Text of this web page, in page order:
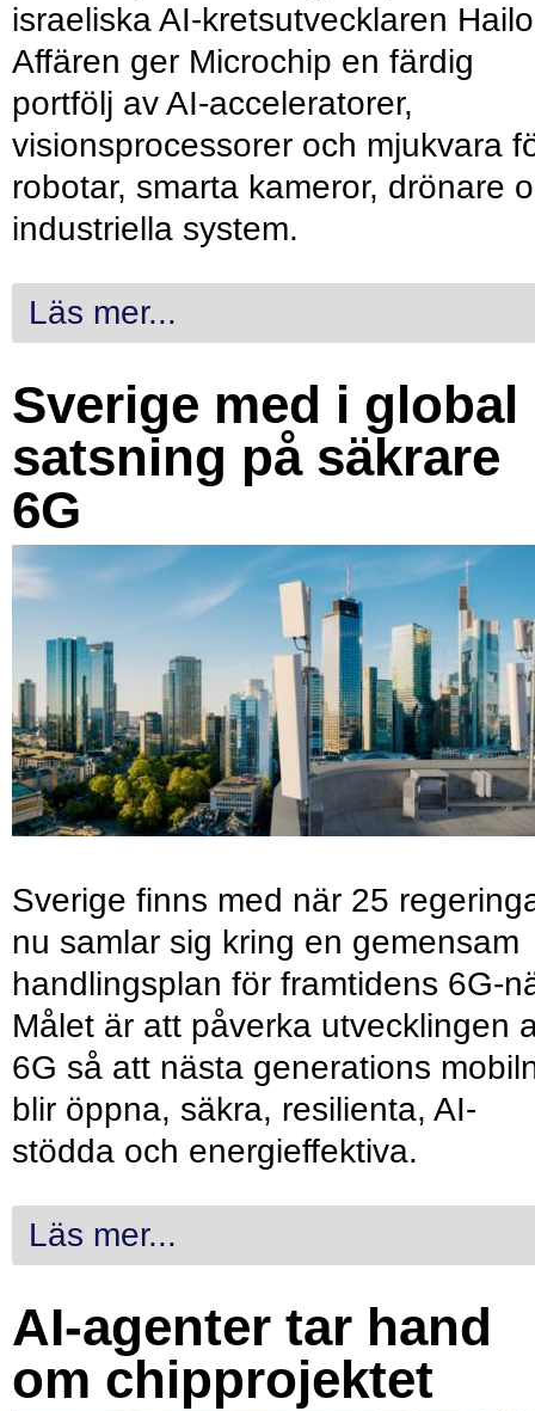
israeliska AI-kretsutvecklaren
Affären ger Microchip en färdig
portfölj av AI-acceleratorer,
visionsprocessorer och mjukvara
robotar, smarta kameror, drönare
industriella system.
Läs mer...
Sverige med i global
satsning på säkrare
6G
Sverige finns med när 25
nu samlar sig kring en gemensam
handlingsplan för framtidens 6G-
Målet är att påverka utvecklingen
6G så att nästa generations
blir öppna, säkra, resilienta, AI-
stödda och energieffektiva.
Läs mer...
AI-agenter tar hand
om chipprojektet